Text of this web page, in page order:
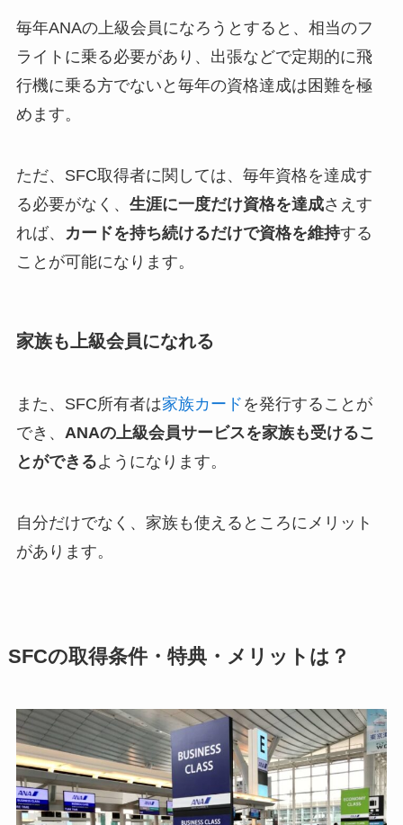
毎年ANAの上級会員になろうとすると、相当のフ
ライトに乗る必要があり、出張などで定期的に飛
行機に乗る方でないと毎年の資格達成は困難を極
めます。
ただ、SFC取得者に関しては、毎年資格を達成す
る必要がなく、 生涯に一度だけ資格を達成さえす
れば、
カードを持ち続けるだけで資格を維持する
ことが可能になります。
家族も上級会員になれる
また、SFC所有者は家族カード を発行することが
でき、 ANAの上級会員サービスを家族も受けるこ
とができるようになります。
自分だけでなく、家族も使えるところにメリット
があります。
SFCの取得条件・特典・メリットは？